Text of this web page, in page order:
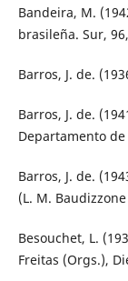
Bandeira, M.
brasileña. Sur,
Barros, J. de.
Barros, J. de.
Departamento
Barros, J. de.
(L. M.
Besouchet, L.
Freitas (Orgs.),